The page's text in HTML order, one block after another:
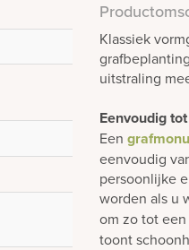
Klassiek
uitstraling
Eenvoudig
Een
eenvoudig
persoonlijke
worden als u
om zo tot
toont